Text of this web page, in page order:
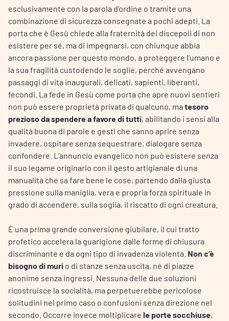
esclusivamente con la parola d’ordine o tramite una
combinazione di sicurezza consegnate a pochi adepti. La
porta che è Gesù chiede alla fraternità dei discepoli di non
esistere per sé, ma di impegnarsi, con chiunque abbia
ancora passione per questo mondo, a proteggere l’umano e
la sua fragilità custodendo le soglie, perché avvengano
passaggi di vita inaugurali, delicati, sapienti, liberanti,
fecondi. La fede in Gesù come porta che apre nuovi sentieri
non può essere proprietà privata di qualcuno, ma tesoro
prezioso da spendere a favore di tutti, abilitando i sensi alla
qualità buona di parole e gesti che sanno aprire senza
invadere, ospitare senza sequestrare, dialogare senza
confondere. L’annuncio evangelico non può esistere senza
il suo legame originario con il gesto artigianale di una
manualità che sa fare bene le cose, partendo dalla giusta
pressione sulla maniglia, vera e propria forza spirituale in
grado di accendere, sulla soglia, il riscatto di ogni creatura.
È una prima grande conversione giubilare, il cui tratto
profetico accelera la guarigione dalle forme di chiusura
discriminante e da ogni tipo di invadenza violenta. Non c’è
bisogno di muri o di stanze senza uscita, né di piazze
anonime senza ingressi. Nessuna delle due soluzioni
ricostruisce la socialità, ma perpetuerebbe pericolose
solitudini nel primo caso o confusioni senza direzione nel
secondo. Occorre invece moltiplicare le porte socchiuse,